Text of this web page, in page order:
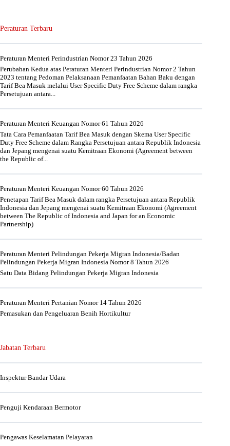
Peraturan Terbaru
Peraturan Menteri Perindustrian Nomor 23 Tahun 2026
Perubahan Kedua atas Peraturan Menteri Perindustrian Nomor 2 Tahun
2023 tentang Pedoman Pelaksanaan Pemanfaatan Bahan Baku dengan
Tarif Bea Masuk melalui User Specific Duty Free Scheme dalam rangka
Persetujuan antara...
Peraturan Menteri Keuangan Nomor 61 Tahun 2026
Tata Cara Pemanfaatan Tarif Bea Masuk dengan Skema User Specific
Duty Free Scheme dalam Rangka Persetujuan antara Republik Indonesia
dan Jepang mengenai suatu Kemitraan Ekonomi (Agreement between
the Republic of...
Peraturan Menteri Keuangan Nomor 60 Tahun 2026
Penetapan Tarif Bea Masuk dalam rangka Persetujuan antara Republik
Indonesia dan Jepang mengenai suatu Kemitraan Ekonomi (Agreement
between The Republic of Indonesia and Japan for an Economic
Partnership)
Peraturan Menteri Pelindungan Pekerja Migran Indonesia/Badan
Pelindungan Pekerja Migran Indonesia Nomor 8 Tahun 2026
Satu Data Bidang Pelindungan Pekerja Migran Indonesia
Peraturan Menteri Pertanian Nomor 14 Tahun 2026
Pemasukan dan Pengeluaran Benih Hortikultur
Jabatan Terbaru
Inspektur Bandar Udara
Penguji Kendaraan Bermotor
Pengawas Keselamatan Pelayaran